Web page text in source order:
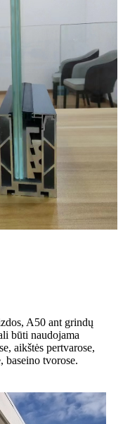
A50 ant grindų
būti naudojama
aikštės pertvarose,
baseino tvorose.